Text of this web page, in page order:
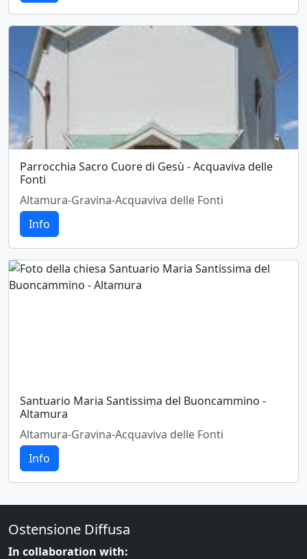
Parrocchia Sacro Cuore di Gesù - Acquaviva delle
Fonti
Altamura-Gravina-Acquaviva delle Fonti
Info
Santuario Maria Santissima del Buoncammino -
Altamura
Altamura-Gravina-Acquaviva delle Fonti
Info
Ostensione Diffusa
In collaboration with: